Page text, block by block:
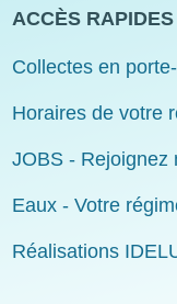
ACCÈS RAPIDES
Collectes en
Horaires de votre
JOBS - Rejoignez
Eaux - Votre
Réalisations